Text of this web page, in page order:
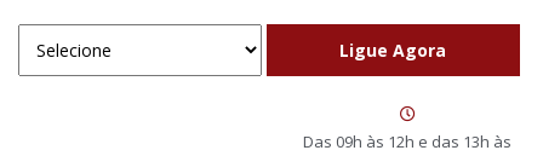
Das 09h às 12h e das 13h às